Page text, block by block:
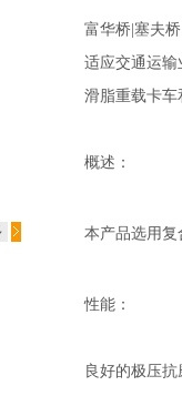
富华桥|塞夫
适应交通运
滑脂重载卡
概述：
本产品选用
性能：
良好的极压